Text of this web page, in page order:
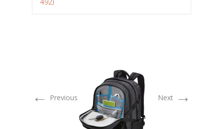
← Previous Next →